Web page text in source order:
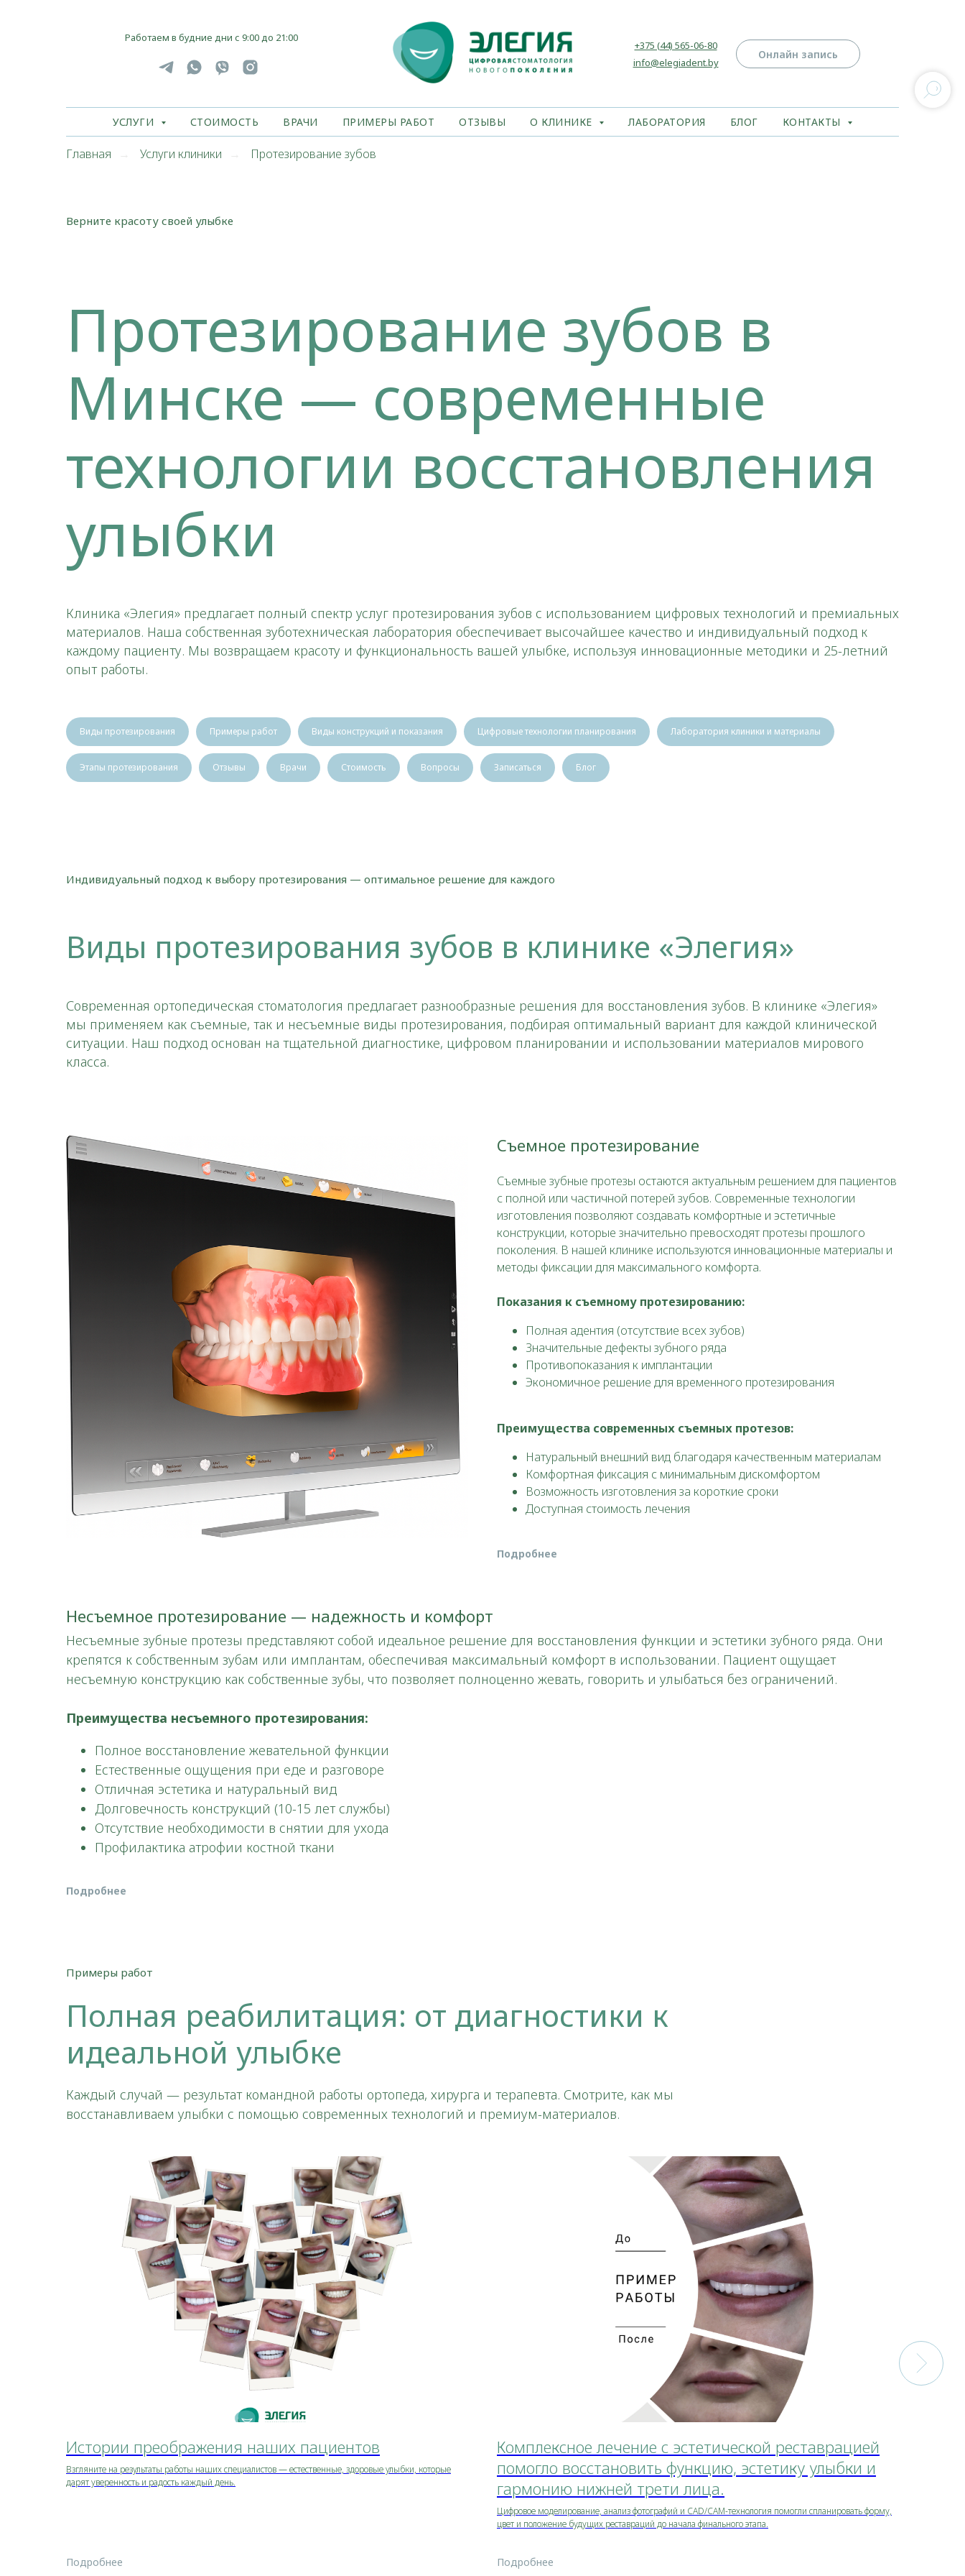
Работаем в будние дни с 9:00 до 21:00
+375 (44) 565-06-80
info@elegiadent.by
Онлайн запись
УСЛУГИ СТОИМОСТЬ ВРАЧИ ПРИМЕРЫ РАБОТ ОТЗЫВЫ О КЛИНИКЕ ЛАБОРАТОРИЯ БЛОГ КОНТАКТЫ
Главная → Услуги клиники → Протезирование зубов
Верните красоту своей улыбке
Протезирование зубов в
Минске — современные
технологии восстановления
улыбки
Клиника «Элегия» предлагает полный спектр услуг протезирования зубов с использованием цифровых технологий и премиальных
материалов. Наша собственная зуботехническая лаборатория обеспечивает высочайшее качество и индивидуальный подход к
каждому пациенту. Мы возвращаем красоту и функциональность вашей улыбке, используя инновационные методики и 25-летний
опыт работы.
Виды протезирования Примеры работ Виды конструкций и показания Цифровые технологии планирования Лаборатория клиники и материалы
Этапы протезирования Отзывы Врачи Стоимость Вопросы Записаться Блог
Индивидуальный подход к выбору протезирования — оптимальное решение для каждого
Виды протезирования зубов в клинике «Элегия»
Современная ортопедическая стоматология предлагает разнообразные решения для восстановления зубов. В клинике «Элегия»
мы применяем как съемные, так и несъемные виды протезирования, подбирая оптимальный вариант для каждой клинической
ситуации. Наш подход основан на тщательной диагностике, цифровом планировании и использовании материалов мирового
класса.
Съемное протезирование
Съемные зубные протезы остаются актуальным решением для пациентов
с полной или частичной потерей зубов. Современные технологии
изготовления позволяют создавать комфортные и эстетичные
конструкции, которые значительно превосходят протезы прошлого
поколения. В нашей клинике используются инновационные материалы и
методы фиксации для максимального комфорта.
Показания к съемному протезированию:
Полная адентия (отсутствие всех зубов)
Значительные дефекты зубного ряда
Противопоказания к имплантации
Экономичное решение для временного протезирования
Преимущества современных съемных протезов:
Натуральный внешний вид благодаря качественным материалам
Комфортная фиксация с минимальным дискомфортом
Возможность изготовления за короткие сроки
Доступная стоимость лечения
Подробнее
Несъемное протезирование — надежность и комфорт
Несъемные зубные протезы представляют собой идеальное решение для восстановления функции и эстетики зубного ряда. Они
крепятся к собственным зубам или имплантам, обеспечивая максимальный комфорт в использовании. Пациент ощущает
несъемную конструкцию как собственные зубы, что позволяет полноценно жевать, говорить и улыбаться без ограничений.
Преимущества несъемного протезирования:
Полное восстановление жевательной функции
Естественные ощущения при еде и разговоре
Отличная эстетика и натуральный вид
Долговечность конструкций (10-15 лет службы)
Отсутствие необходимости в снятии для ухода
Профилактика атрофии костной ткани
Подробнее
Примеры работ
Полная реабилитация: от диагностики к
идеальной улыбке
Каждый случай — результат командной работы ортопеда, хирурга и терапевта. Смотрите, как мы
восстанавливаем улыбки с помощью современных технологий и премиум-материалов.
Истории преображения наших пациентов
Взгляните на результаты работы наших специалистов — естественные, здоровые улыбки, которые
дарят уверенность и радость каждый день.
Подробнее
Комплексное лечение с эстетической реставрацией
помогло восстановить функцию, эстетику улыбки и
гармонию нижней трети лица.
Цифровое моделирование, анализ фотографий и CAD/CAM-технология помогли спланировать форму,
цвет и положение будущих реставраций до начала финального этапа.
Подробнее